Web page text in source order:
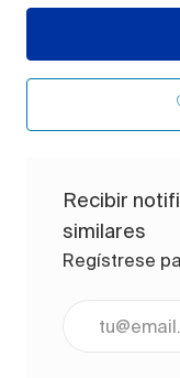
Recibir
similares
Regístrese
Ingrese la